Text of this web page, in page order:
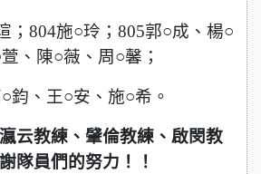
；804施○玲；805郭○成、楊○
、陳○薇、周○馨；
鈞、王○安、施○希。
云教練、 肈倫教練、啟閔教
隊員們的努力！！